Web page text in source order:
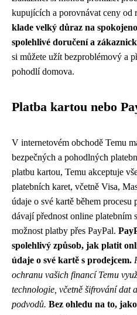
kupujících a porovnávat ceny od
klade velký důraz na
spolehlivé doručení a
si můžete užít bezproblémový a
pohodlí domova.
Platba kartou nebo
V internetovém obchodě Temu
bezpečných a pohodlných
platbu kartou, Temu akceptuje
platebních karet, včetně Visa,
údaje o své kartě během
dávají přednost online platebním
možnost platby přes PayPal.
spolehlivý způsob, jak platit
údaje o své kartě s prodejcem.
ochranu vašich financí Temu
technologie, včetně šifrování dat
podvodů. Bez ohledu na to,